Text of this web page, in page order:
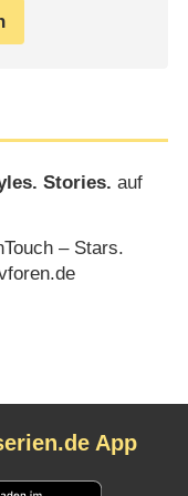
Stories. auf
– Stars.
App